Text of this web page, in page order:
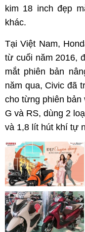
kim 18 inch đẹp
khác.
Tại Việt Nam,
từ cuối năm 2016,
mắt phiên bản
năm qua, Civic đã
cho từng phiên
G và RS, dùng 2
và 1,8 lít hút khí tự